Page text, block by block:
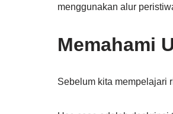
menggunakan alur
Memahami
Sebelum kita mempelajari